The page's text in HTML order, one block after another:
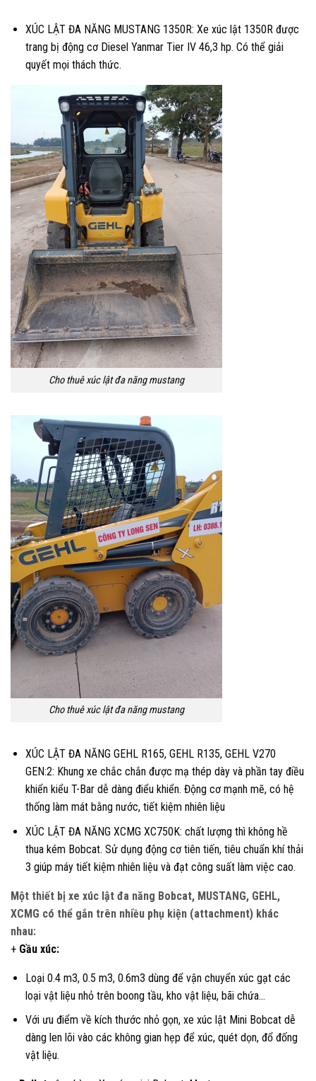
XÚC LẬT ĐA NĂNG MUSTANG 1350R: Xe xúc lật 1350R được
trang bị động cơ Diesel Yanmar Tier IV 46,3 hp. Có thể giải
quyết mọi thách thức.
Cho thuê xúc lật đa năng mustang
Cho thuê xúc lật đa năng mustang
XÚC LẬT ĐA NĂNG GEHL R165, GEHL R135, GEHL V270
GEN:2: Khung xe chắc chắn được mạ thép dày và phần tay điều
khiển kiểu T-Bar dễ dàng điểu khiển. Động cơ mạnh mẽ, có hệ
thống làm mát bằng nước, tiết kiệm nhiên liệu
XÚC LẬT ĐA NĂNG XCMG XC750K: chất lượng thì không hề
thua kém Bobcat. Sử dụng động cơ tiên tiến, tiêu chuẩn khí thải
3 giúp máy tiết kiệm nhiên liệu và đạt công suất làm việc cao.
Một thiết bị xe xúc lật đa năng Bobcat, MUSTANG, GEHL,
XCMG có thể gắn trên nhiều phụ kiện (attachment) khác
nhau:
+ Gầu xúc:
Loại 0.4 m3, 0.5 m3, 0.6m3 dùng để vận chuyển xúc gạt các
loại vật liệu nhỏ trên boong tầu, kho vật liệu, bãi chứa…
Với ưu điểm về kích thước nhỏ gọn, xe xúc lật Mini Bobcat dễ
dàng len lõi vào các không gian hẹp để xúc, quét dọn, đổ đống
vật liệu.